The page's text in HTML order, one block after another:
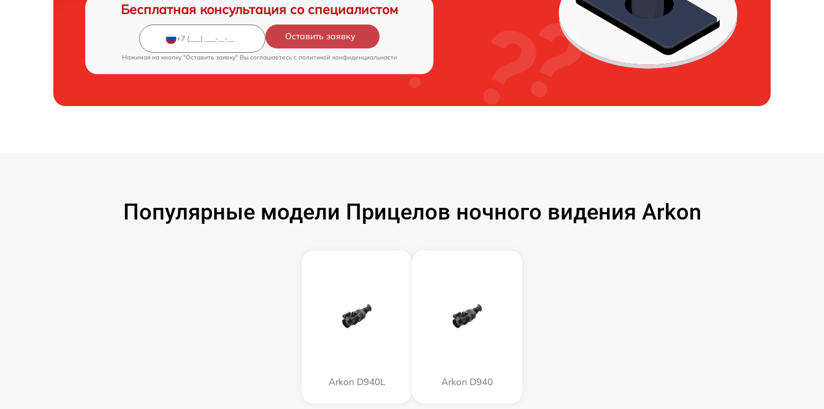
Бесплатная консультация со специалистом
Оставить заявку
Нажимая на кнопку "Оставить заявку" Вы соглашаетесь c политикой конфиденциальности
Популярные модели Прицелов ночного видения Arkon
Arkon D940L Arkon D940